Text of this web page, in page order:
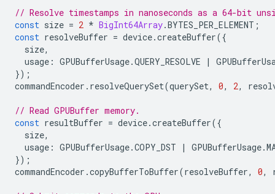
// Resolve timestamps in nanoseconds as a 64-bit
const size = 2 * BigInt64Array.BYTES_PER_ELEMENT ;
const resolveBuffer = device.createBuffer({
size,
usage : GPUBufferUsage.QUERY_RESOLVE |
});
commandEncoder . resolveQuerySet(querySet, 0, 2,
// Read GPUBuffer memory.
const resultBuffer = device.createBuffer({
size,
usage : GPUBufferUsage.COPY_DST | GPUBufferUsage.
});
commandEncoder .copyBufferToBuffer(resolveBuffer, 0,